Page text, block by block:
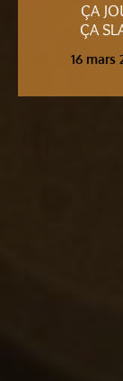
ÇA
ÇA
16 mars